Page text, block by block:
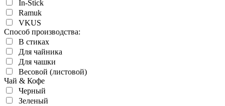
In-Stick
Ramuk
VKUS
Cпособ производства:
В стиках
Для чайника
Для чашки
Весовой (листовой)
Чай & Кофе
Черный
Зеленый